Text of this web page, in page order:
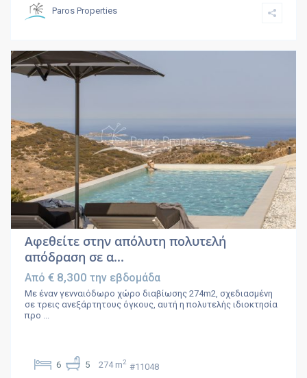
Paros Properties
Αφεθείτε στην απόλυτη πολυτελή
απόδραση σε α...
Από € 8,300την εβδομάδα
Με έναν γενναιόδωρο χώρο διαβίωσης 274m2, σχεδιασμένη
σε τρεις ανεξάρτητους όγκους, αυτή η πολυτελής ιδιοκτησία
προ
6 5 274 m2 #11048